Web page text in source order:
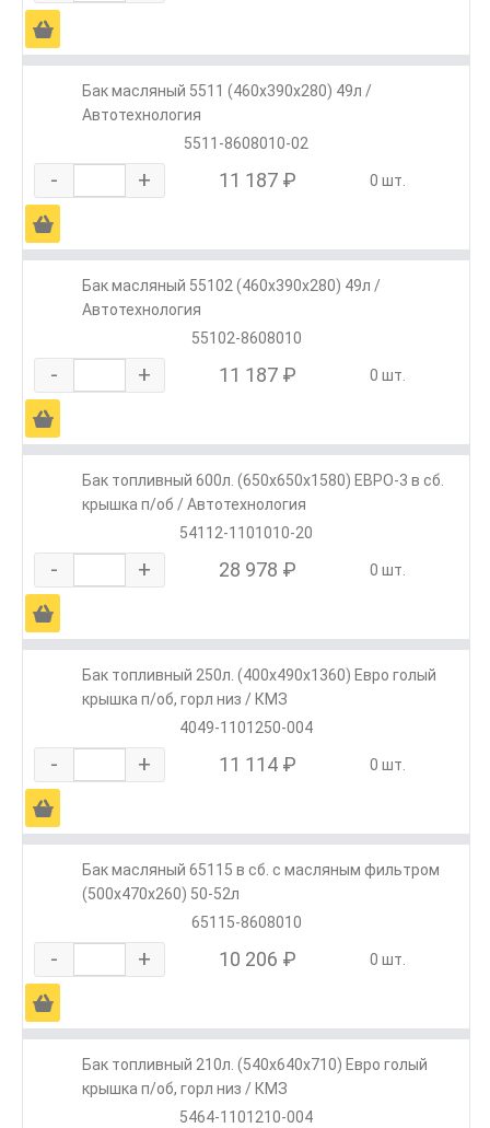
Ä
Бак масляный 5511 (460х390х280) 49л /
Автотехнология
5511-8608010-02
- + 11 187 ₽ 0 шт.
Ä
Бак масляный 55102 (460х390х280) 49л /
Автотехнология
55102-8608010
- + 11 187 ₽ 0 шт.
Ä
Бак топливный 600л. (650х650х1580) ЕВРО-3 в сб.
крышка п/об / Автотехнология
54112-1101010-20
- + 28 978 ₽ 0 шт.
Ä
Бак топливный 250л. (400х490х1360) Евро голый
крышка п/об, горл низ / КМЗ
4049-1101250-004
- + 11 114 ₽ 0 шт.
Ä
Бак масляный 65115 в сб. с масляным фильтром
(500х470х260) 50-52л
65115-8608010
- + 10 206 ₽ 0 шт.
Ä
Бак топливный 210л. (540х640х710) Евро голый
крышка п/об, горл низ / КМЗ
5464-1101210-004